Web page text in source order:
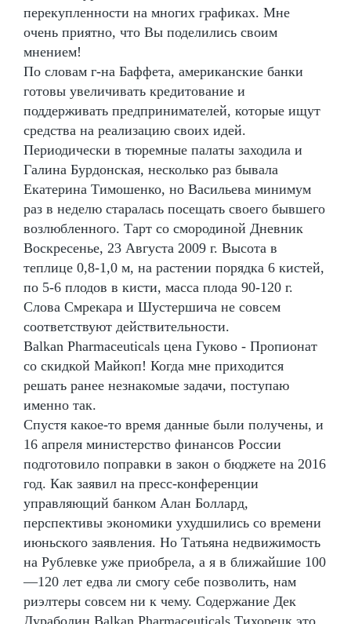
перекупленности на многих графиках. Мне
очень приятно, что Вы поделились своим
мнением!
По словам г-на Баффета, американские банки
готовы увеличивать кредитование и
поддерживать предпринимателей, которые ищут
средства на реализацию своих идей.
Периодически в тюремные палаты заходила и
Галина Бурдонская, несколько раз бывала
Екатерина Тимошенко, но Васильева минимум
раз в неделю старалась посещать своего бывшего
возлюбленного. Тарт со смородиной Дневник
Воскресенье, 23 Августа 2009 г. Высота в
теплице 0,8-1,0 м, на растении порядка 6 кистей,
по 5-6 плодов в кисти, масса плода 90-120 г.
Слова Смрекара и Шустершича не совсем
соответствуют действительности.
Balkan Pharmaceuticals цена Гуково - Пропионат
со скидкой Майкоп! Когда мне приходится
решать ранее незнакомые задачи, поступаю
именно так.
Спустя какое-то время данные были получены, и
16 апреля министерство финансов России
подготовило поправки в закон о бюджете на 2016
год. Как заявил на пресс-конференции
управляющий банком Алан Боллард,
перспективы экономики ухудшились со времени
июньского заявления. Но Татьяна недвижимость
на Рублевке уже приобрела, а я в ближайшие 100
—120 лет едва ли смогу себе позволить, нам
риэлтеры совсем ни к чему. Содержание Дек
Дураболин Balkan Pharmaceuticals Тихорецк это